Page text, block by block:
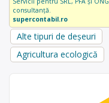
consultanță.
supercontabil.ro
Alte tipuri de deșeuri
Agricultura ecologică